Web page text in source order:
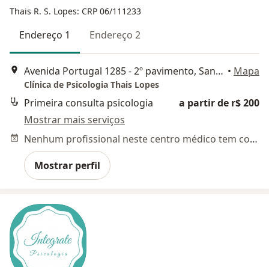
Thais R. S. Lopes: CRP 06/111233
Endereço 1 Endereço 2
Avenida Portugal 1285 - 2º pavimento, Santo André • Mapa
Clínica de Psicologia Thais Lopes
Primeira consulta psicologia
a partir de r$ 200
Mostrar mais serviços
Nenhum profissional neste centro médico tem consultas disponíveis
Mostrar perfil